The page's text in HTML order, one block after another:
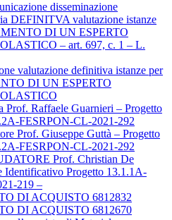
disseminazione
DEFINITVA valutazione istanze
DI UN ESPERTO
– art. 697, c. 1 – L.
valutazione definitiva istanze per
DI UN ESPERTO
Prof. Raffaele Guarnieri – Progetto
FESRPON-CL-2021-292
Prof. Giuseppe Guttà – Progetto
FESRPON-CL-2021-292
Prof. Christian De
Identificativo Progetto 13.1.1A-
219 –
DI ACQUISTO 6812832
DI ACQUISTO 6812670